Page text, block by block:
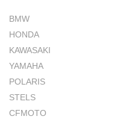
BMW
HONDA
KAWASAKI
YAMAHA
POLARIS
STELS
CFMOTO